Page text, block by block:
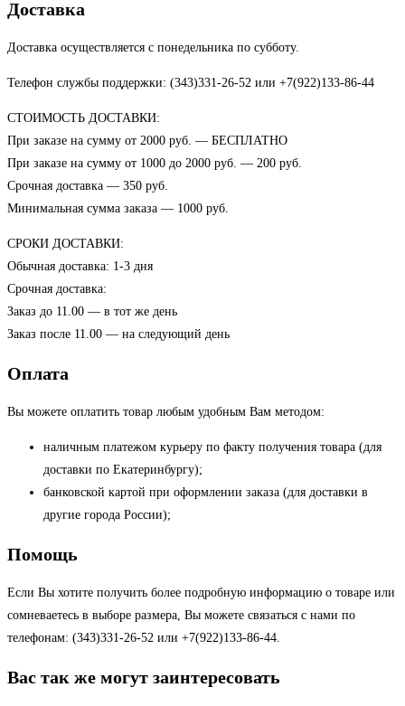
Доставка
Доставка осуществляется с понедельника по субботу.
Телефон службы поддержки: (343)331-26-52 или +7(922)133-86-44
СТОИМОСТЬ ДОСТАВКИ:
При заказе на сумму от 2000 руб. — БЕСПЛАТНО
При заказе на сумму от 1000 до 2000 руб. — 200 руб.
Срочная доставка — 350 руб.
Минимальная сумма заказа — 1000 руб.
СРОКИ ДОСТАВКИ:
Обычная доставка: 1-3 дня
Срочная доставка:
Заказ до 11.00 — в тот же день
Заказ после 11.00 — на следующий день
Оплата
Вы можете оплатить товар любым удобным Вам методом:
наличным платежом курьеру по факту получения товара (для
доставки по Екатеринбургу);
банковской картой при оформлении заказа (для доставки в
другие города России);
Помощь
Если Вы хотите получить более подробную информацию о товаре или
сомневаетесь в выборе размера, Вы можете связаться с нами по
телефонам: (343)331-26-52 или +7(922)133-86-44.
Вас так же могут заинтересовать